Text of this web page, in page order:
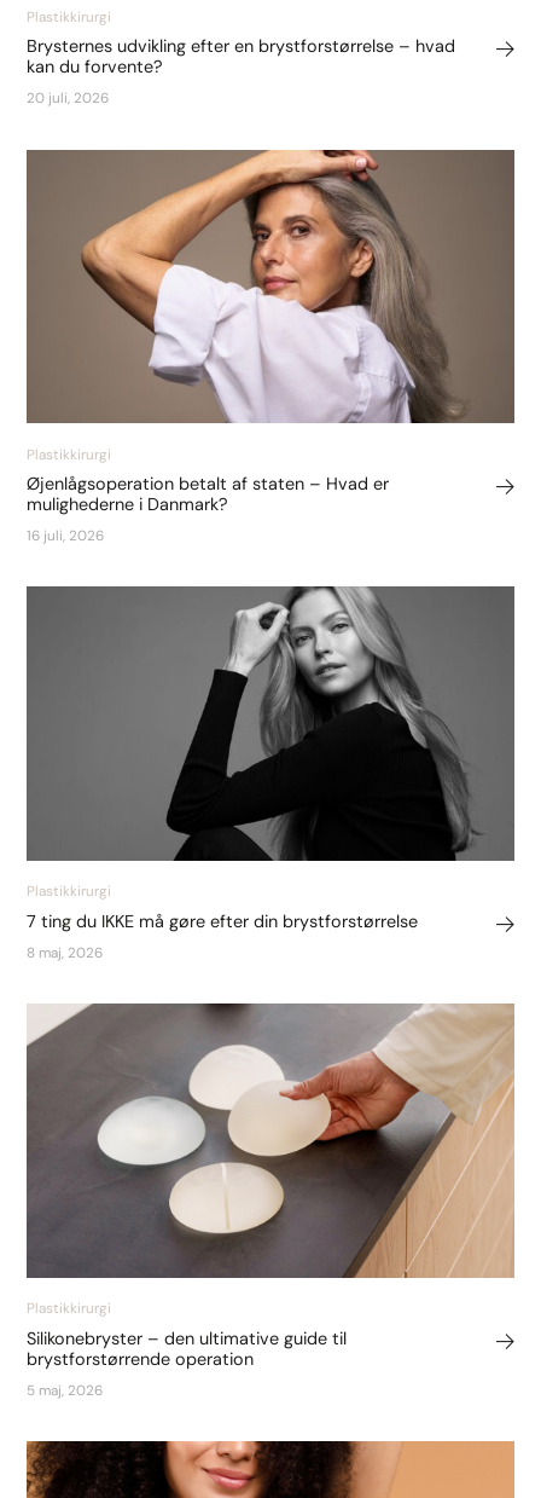
Plastikkirurgi
Brysternes udvikling efter en brystforstørrelse – hvad
kan du forvente?
20 juli, 2026
Plastikkirurgi
Øjenlågsoperation betalt af staten – Hvad er
mulighederne i Danmark?
16 juli, 2026
Plastikkirurgi
7 ting du IKKE må gøre efter din brystforstørrelse
8 maj, 2026
Plastikkirurgi
Silikonebryster – den ultimative guide til
brystforstørrende operation
5 maj, 2026